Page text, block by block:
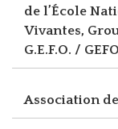
de l’École
Vivantes,
G.E.F.O. / GEFO
Association